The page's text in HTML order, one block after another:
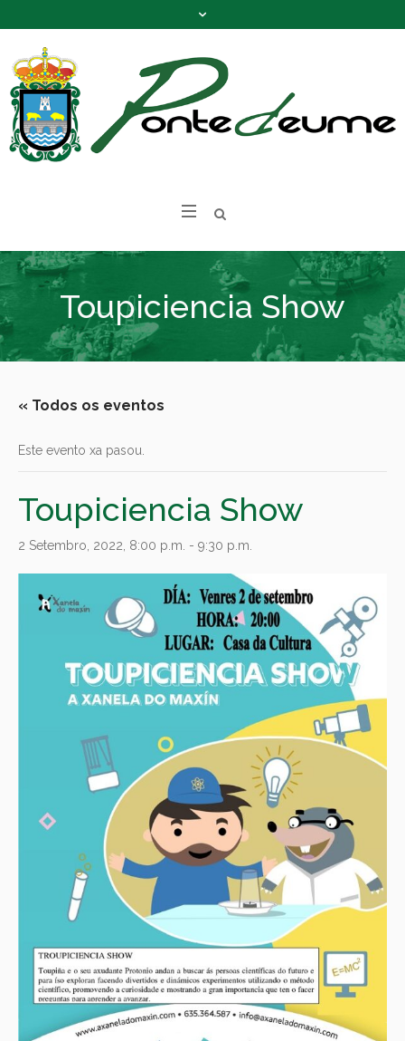
Toupiciencia Show
« Todos os eventos
Este evento xa pasou.
Toupiciencia Show
2 Setembro, 2022, 8:00 p.m. - 9:30 p.m.